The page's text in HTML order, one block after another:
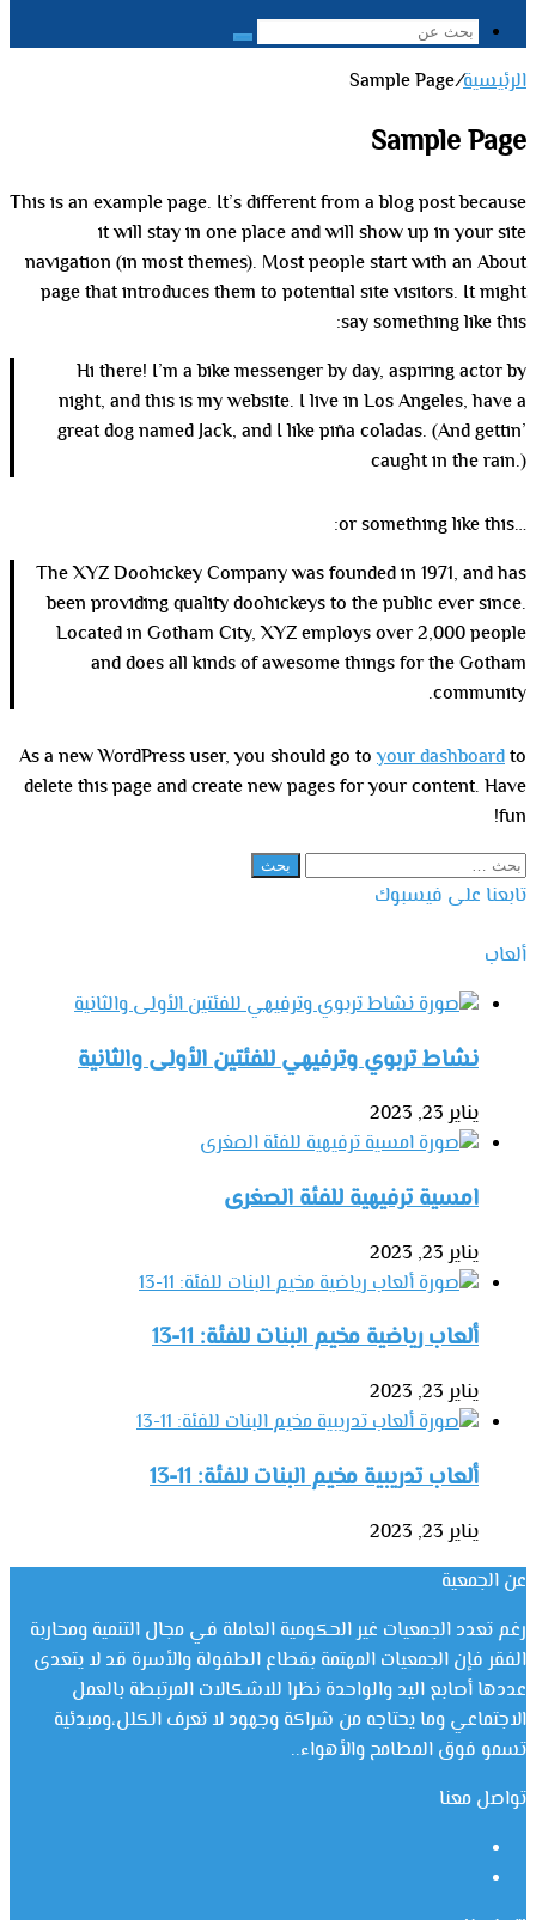
بحث
الرئيسية/
Sample Page
Sample Page
This is an example page. It’s different from a blog post because
it will stay in one place and will show up in your site
navigation (in most themes). Most people start with an About
page that introduces them to potential site visitors. It might
say something like this:
Hi there! I’m a bike messenger by day, aspiring actor by
night, and this is my website. I live in Los Angeles, have a
great dog named Jack, and I like piña coladas. (And gettin’
caught in the rain.)
…or something like this:
The XYZ Doohickey Company was founded in 1971, and has
been providing quality doohickeys to the public ever since.
Located in Gotham City, XYZ employs over 2,000 people
and does all kinds of awesome things for the Gotham
community.
As a new WordPress user, you should go toyour dashboardto
delete this page and create new pages for your content. Have
fun!
البحث
عن:
تابعنا على فيسبوك
ألعاب
نشاط تربوي وترفيهي للفئتين الأولى والثانية
يناير 23, 2023
امسية ترفيهية للفئة الصغرى
يناير 23, 2023
ألعاب رياضية مخيم البنات للفئة: 11-13
يناير 23, 2023
ألعاب تدريبية مخيم البنات للفئة: 11-13
يناير 23, 2023
عن الجمعية
رغم تعدد الجمعيات غير الحكومية العاملة في مجال التنمية ومحاربة
الفقر فإن الجمعيات المهتمة بقطاع الطفولة والأسرة قد لا يتعدى
عددها أصابع اليد والواحدة نظرا للاشكالات المرتبطة بالعمل
الاجتماعي وما يحتاجه من شراكة وجهود لا تعرف الكلل،ومبدئية
تسمو فوق المطامح والأهواء..
تواصل معنا